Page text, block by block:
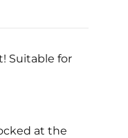
Suitable for
at the